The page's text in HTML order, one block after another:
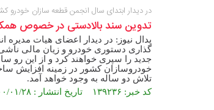
در دیدار ابتدای سال انجمن قطعه سازان خودرو
تدوین سند بالادستی در خصوص
پدال نیوز: در دیدار اعضای هیات
گذاری دستوری خودرو و زیان مالی
جدید را سپری خواهند کرد و از این
خودروسازان کشور در زمینه افزایش
تلاش دو ساله به وجود خواهد آمد.
کد خبر: ۱۳۹۲۳۶ تاریخ انتشار : ۱۴۰۰/۰۱/۲۸